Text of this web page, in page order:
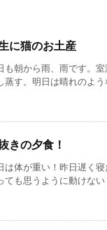
に猫のお土産
も朝から雨、雨です
蒸す。明日は晴れのよ
きの夕食！
は体が重い！昨日遅く
ても思うように動けな